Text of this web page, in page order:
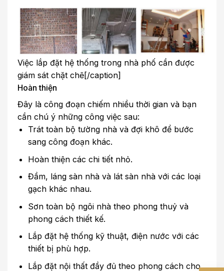
Việc lắp đặt hệ thống trong nhà phố cần được
giám sát chặt chẽ[/caption]
Hoàn thiện
Đây là công đoạn chiếm nhiều thời gian và bạn
cần chú ý những công việc sau:
Trát toàn bộ tường nhà và đợi khô để bước
sang công đoạn khác.
Hoàn thiện các chi tiết nhỏ.
Đầm, láng sàn nhà và lát sàn nhà với các loại
gạch khác nhau.
Sơn toàn bộ ngôi nhà theo phong thuỷ và
phong cách thiết kế.
Lắp đặt hệ thống kỹ thuật, điện nước với các
thiết bị phù hợp.
Lắp đặt nội thất đầy đủ theo phong cách cho